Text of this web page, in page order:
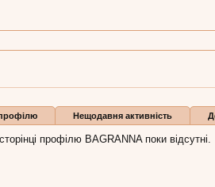
Карма Бали
Нещодавня активність
профілю BAGRANNA поки відсутні.